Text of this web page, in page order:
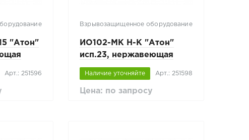
"Атон"
Арт.: 251596
Взрывозащищенное оборудование
ИО102-МК Н-К "Атон"
исп.23, нержавеющая
сталь
Наличие уточняйте Арт.: 251598
Цена: по запросу